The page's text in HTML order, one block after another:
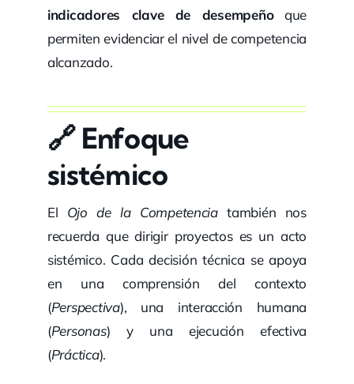
indicadores clave de desempeñoque
permiten evidenciar el nivel de competencia
alcanzado.
🔗 Enfoque
sistémico
El Ojo de la Competenciatambién nos
recuerda que dirigir proyectos es un acto
sistémico. Cada decisión técnica se apoya
en una comprensión del contexto
(Perspectiva), una interacción humana
(Personas) y una ejecución efectiva
(Práctica).